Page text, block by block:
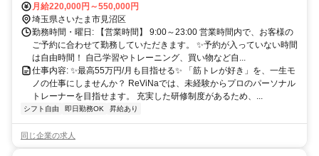
月給220,000円～550,000円
埼玉県さいたま市見沼区
勤務時間・曜日: 【営業時間】 9:00～23:00 営業時間内で、お客様の
ご予約に合わせて勤務していただきます。 ✨予約が入っていない時間
は自由時間！ 自己学習やトレーニング、買い物など自...
仕事内容: ✨最高55万円/月も目指せる✨ 「筋トレが好き」を、一生モ
ノの仕事にしませんか？ ReViNaでは、未経験からプロのパーソナル
トレーナーを目指せます。 充実した研修制度があるため、...
シフト自由 即日勤務OK 昇給あり
同じ企業の求人